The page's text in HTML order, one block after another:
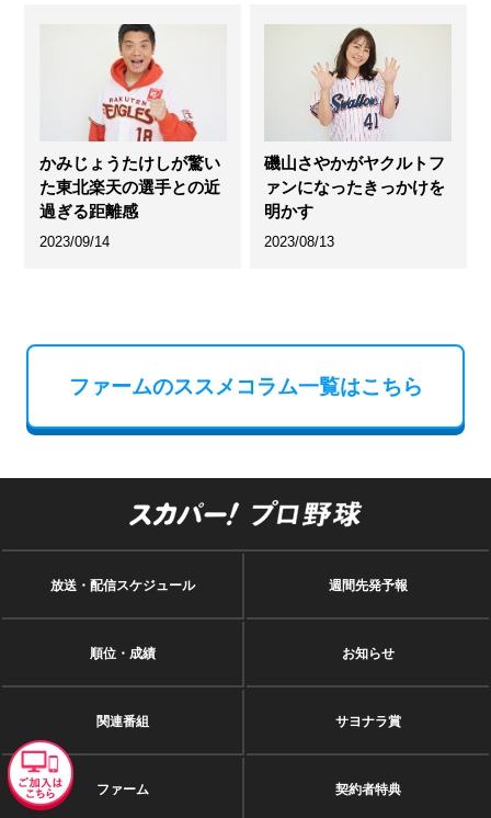
かみじょうたけしが驚い
た東北楽天の選手との近
過ぎる距離感
2023/09/14
磯山さやかがヤクルトフ
ァンになったきっかけを
明かす
2023/08/13
ファームのススメコラム一覧はこちら
放送・配信スケジュール 週間先発予報
順位・成績 お知らせ
関連番組 サヨナラ賞
ファーム 契約者特典